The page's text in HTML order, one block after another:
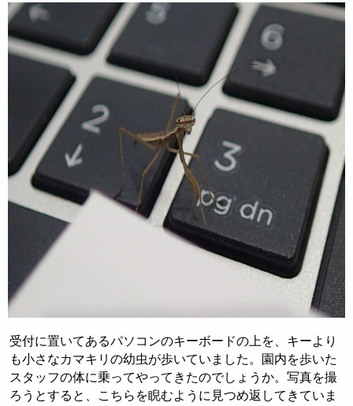
受付に置いてあるパソコンのキーボードの上を、キーより
も小さなカマキリの幼虫が歩いていました。園内を歩いた
スタッフの体に乗ってやってきたのでしょうか。写真を撮
ろうとすると、こちらを睨むように見つめ返してきていま